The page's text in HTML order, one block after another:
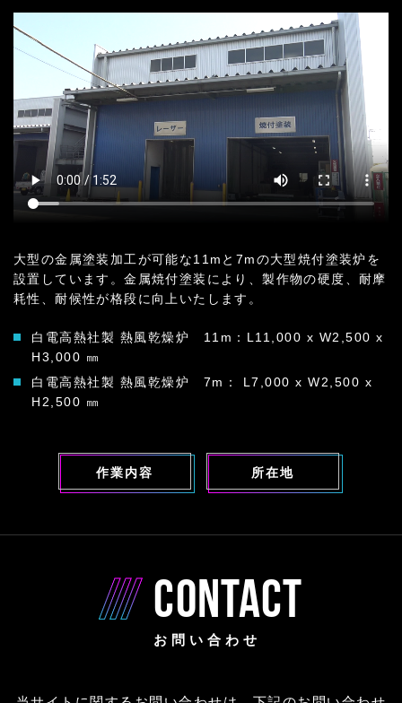
大型の金属塗装加工が可能な11mと7mの大型焼付塗装炉を
設置しています。金属焼付塗装により、製作物の硬度、耐摩
耗性、耐候性が格段に向上いたします。
白電高熱社製 熱風乾燥炉 11m：L11,000 x W2,500 x
H3,000 ㎜
白電高熱社製 熱風乾燥炉 7m： L7,000 x W2,500 x
H2,500 ㎜
作業内容 所在地
CONTACT
お問い合わせ